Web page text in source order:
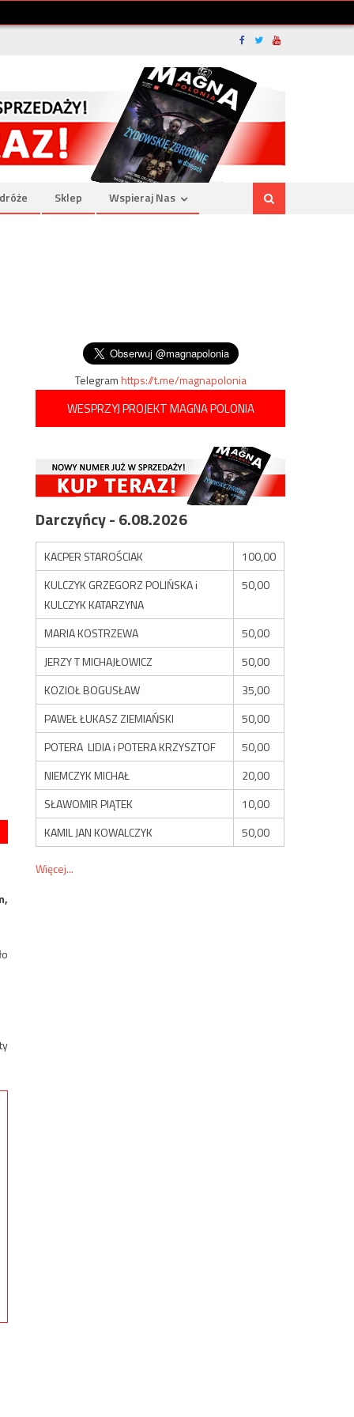
Sklep Wspieraj Nas
Telegramhttps://t.me/magnapolonia
WESPRZYJ PROJEKT MAGNA POLONIA
Darczyńcy - 6.08.2026
KACPER STAROŚCIAK
100,00
KULCZYK GRZEGORZ POLIŃSKA i
KULCZYK KATARZYNA
50,00
MARIA KOSTRZEWA
50,00
JERZY T MICHAJŁOWICZ
50,00
KOZIOŁ BOGUSŁAW
35,00
PAWEŁ ŁUKASZ ZIEMIAŃSKI
50,00
POTERA LIDIA i POTERA KRZYSZTOF
50,00
NIEMCZYK MICHAŁ
20,00
SŁAWOMIR PIĄTEK
10,00
KAMIL JAN KOWALCZYK
50,00
Więcej...